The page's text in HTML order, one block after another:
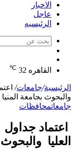
الاخبار
عاجل
الرئيسيه
عشوائي
القاهره 32
℃
الرئيسية/جامعات/
والبحوث بجامعة المنيا
جامعاتمحافظات
اعتماد
العليا